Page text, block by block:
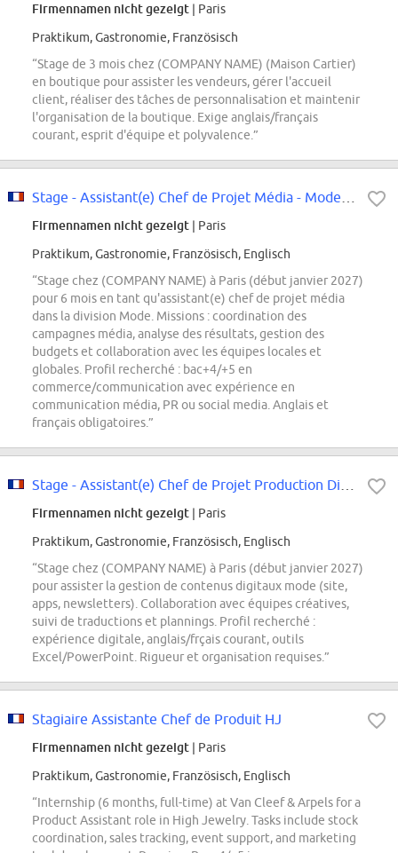
Firmennamen nicht gezeigt | Paris
Praktikum, Gastronomie, Französisch
“Stage de 3 mois chez (COMPANY NAME) (Maison Cartier)
en boutique pour assister les vendeurs, gérer l'accueil
client, réaliser des tâches de personnalisation et maintenir
l'organisation de la boutique. Exige anglais/français
courant, esprit d'équipe et polyvalence.”
Firmennamen nicht gezeigt | Paris
Praktikum, Gastronomie, Französisch, Englisch
“Stage chez (COMPANY NAME) à Paris (début janvier 2027)
pour 6 mois en tant qu'assistant(e) chef de projet média
dans la division Mode. Missions : coordination des
campagnes média, analyse des résultats, gestion des
budgets et collaboration avec les équipes locales et
globales. Profil recherché : bac+4/+5 en
commerce/communication avec expérience en
communication média, PR ou social media. Anglais et
français obligatoires.”
Firmennamen nicht gezeigt | Paris
Praktikum, Gastronomie, Französisch, Englisch
“Stage chez (COMPANY NAME) à Paris (début janvier 2027)
pour assister la gestion de contenus digitaux mode (site,
apps, newsletters). Collaboration avec équipes créatives,
suivi de traductions et plannings. Profil recherché :
expérience digitale, anglais/frçais courant, outils
Excel/PowerPoint. Rigueur et organisation requises.”
Stagiaire Assistante Chef de Produit HJ
Firmennamen nicht gezeigt | Paris
Praktikum, Gastronomie, Französisch, Englisch
“Internship (6 months, full-time) at Van Cleef & Arpels for a
Product Assistant role in High Jewelry. Tasks include stock
coordination, sales tracking, event support, and marketing